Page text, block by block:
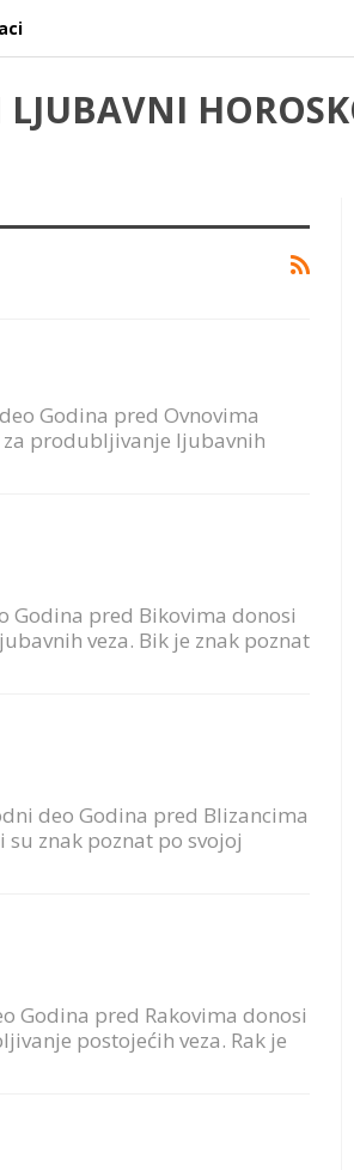
LJUBAVNI
Godina pred Ovnovima
produbljivanje ljubavnih
Godina pred Bikovima donosi
veza. Bik je znak poznat
deo Godina pred Blizancima
znak poznat po svojoj
Godina pred Rakovima donosi
postojećih veza. Rak je